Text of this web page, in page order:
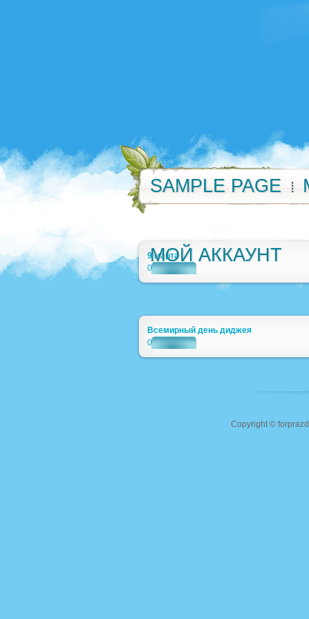
SAMPLE PAGE
МОЙ АККАУНТ
9 марта
0
Всемирный день диджея
0
Copyright ©